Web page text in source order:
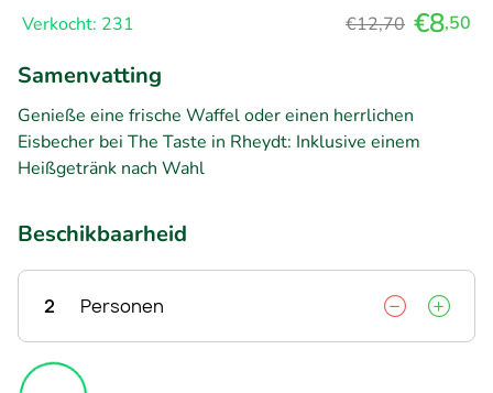
Verkocht: 231 €12,70 €8,50
Samenvatting
Genieße eine frische Waffel oder einen herrlichen
Eisbecher bei The Taste in Rheydt: Inklusive einem
Heißgetränk nach Wahl
Beschikbaarheid
2 Personen